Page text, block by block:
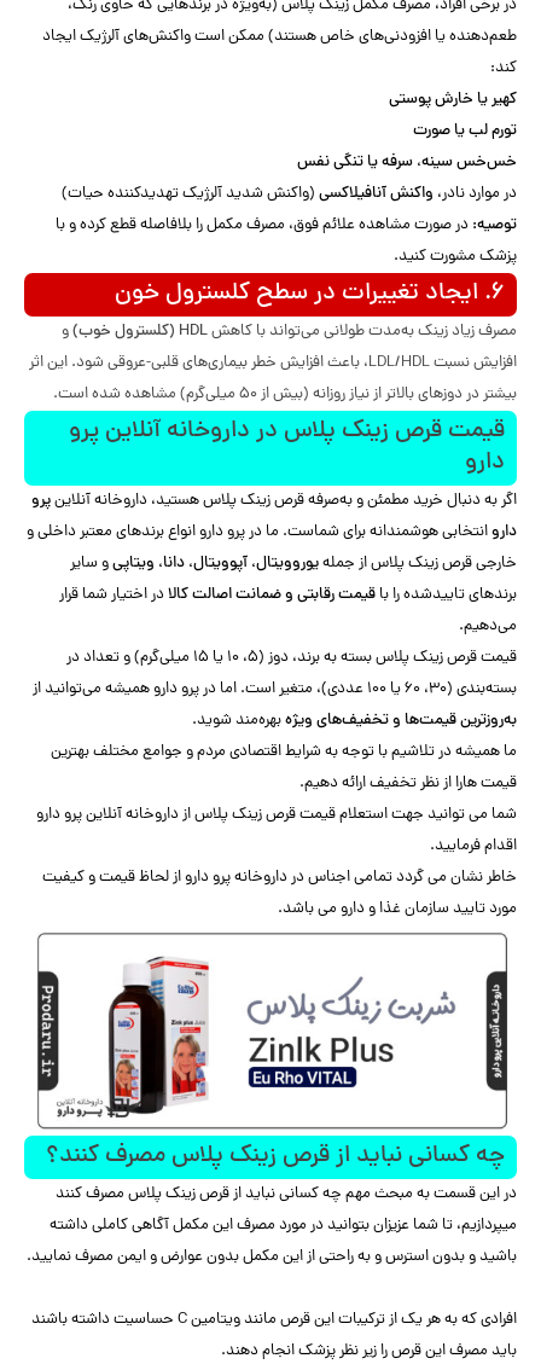
در برخی افراد، مصرف مکمل زینک پلاس (به‌ویژه در برندهایی که حاوی رنگ،
طعم‌دهنده یا افزودنی‌های خاص هستند) ممکن است واکنش‌های آلرژیک ایجاد
کند:
کهیر یا خارش پوستی
تورم لب یا صورت
خس‌خس سینه، سرفه یا تنگی نفس
در موارد نادر، واکنش آنافیلاکسی (واکنش شدید آلرژیک تهدیدکننده حیات)
توصیه: در صورت مشاهده علائم فوق، مصرف مکمل را بلافاصله قطع کرده و با
پزشک مشورت کنید.
۶. ایجاد تغییرات در سطح کلسترول خون
مصرف زیاد زینک به‌مدت طولانی می‌تواند با کاهشHDL (کلسترول خوب)
و
افزایش نسبت LDL/HDL، باعث افزایش خطر بیماری‌های قلبی-عروقی شود. این اثر
بیشتر در دوزهای بالاتر از نیاز روزانه (بیش از ۵۰ میلی‌گرم) مشاهده شده است.
قیمت قرص زینک پلاس در داروخانه آنلاین پرو
دارو
اگر به دنبال خرید مطمئن و به‌صرفه قرص زینک پلاس هستید، داروخانه آنلاینپرو
داروانتخابی هوشمندانه برای شماست. ما در پرو دارو انواع برندهای معتبر داخلی و
خارجی قرص زینک پلاس از جملهیوروویتال، آپوویتال، دانا، ویتاپیو سایر
برندهای تاییدشده را با قیمت رقابتی و ضمانت اصالت کالا در اختیار شما قرار
می‌دهیم.
قیمت قرص زینک پلاس بسته به برند، دوز (۵، ۱۰ یا ۱۵ میلی‌گرم) و تعداد در
بسته‌بندی (۳۰، ۶۰ یا ۱۰۰ عددی)، متغیر است. اما در پرو دارو همیشه می‌توانید از
به‌روزترین قیمت‌ها و تخفیف‌های ویژهبهره‌مند شوید.
ما همیشه در تلاشیم با توجه به شرایط اقتصادی مردم و جوامع مختلف بهترین
قیمت هارا از نظر تخفیف ارائه دهیم.
شما می توانید جهت استعلام قیمت قرص زینک پلاس از داروخانه آنلاین پرو دارو
اقدام فرمایید.
خاطر نشان می گردد تمامی اجناس در داروخانه پرو دارو از لحاظ قیمت و کیفیت
مورد تایید سازمان غذا و دارو می باشد.
چه کسانی نباید از قرص زینک پلاس مصرف کنند؟
در این قسمت به مبحث مهم چه کسانی نباید از قرص زینک پلاس مصرف کنند
میپردازیم، تا شما عزیزان بتوانید در مورد مصرف این مکمل آگاهی کاملی داشته
باشید و بدون استرس و به راحتی از این مکمل بدون عوارض و ایمن مصرف نمایید.
افرادی که به هر یک از ترکیبات این قرص مانند ویتامین C حساسیت داشته باشند
باید مصرف این قرص را زیر نظر پزشک انجام دهند.